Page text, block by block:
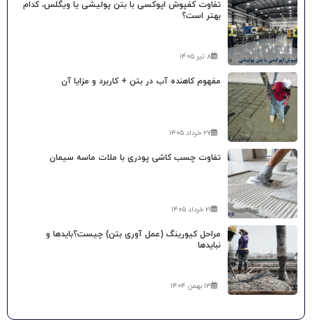
تفاوت کفپوش اپوکسی با بتن پولیشی یا ویگلس، کدام
بهتر است؟
۸ تیر ۱۴۰۵
مفهوم کاهنده آب در بتن + کاربرد و مزایا آن
۲۷ خرداد ۱۴۰۵
تفاوت چسب کاشی پودری با ملات ماسه سیمان
۲۱ خرداد ۱۴۰۵
مراحل کیورینگ (عمل آوری بتن) چیست؟بایدها و
نبایدها
۱۳ بهمن ۱۴۰۴